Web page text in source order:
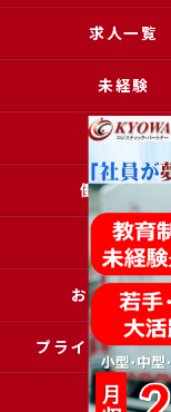
求人一覧
未経験
高収入
働きやすい
ブログ
お問い合わ
プライバシーポ